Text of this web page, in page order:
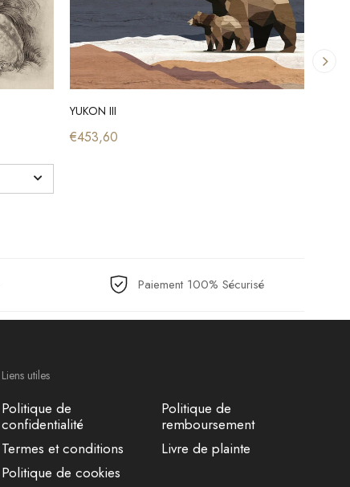
YUKON III
€453,60
Paiement 100% Sécurisé
Liens utiles
Politique de
confidentialité
Termes et conditions
Politique de cookies
Politique de
remboursement
Livre de plainte